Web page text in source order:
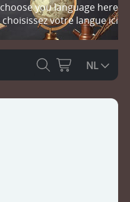
choose you language here
choisissez votre langue ici
NL